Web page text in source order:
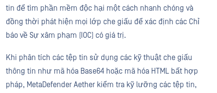
tin để tìm phần mềm độc hại một cách nhanh chóng và
đồng thời phát hiện mọi lớp che giấu để xác định các Chỉ
báo về Sự xâm phạm (IOC) có giá trị.
Khi phân tích các tệp tin sử dụng các kỹ thuật che giấu
thông tin như mã hóa Base64 hoặc mã hóa HTML bất hợp
pháp, MetaDefender Aether kiểm tra kỹ lưỡng các tệp tin,